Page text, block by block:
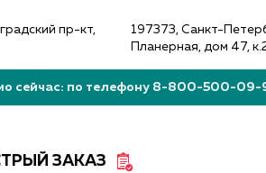
пр-кт,
197373, Санкт-
Планерная, дом 47,
сейчас: по телефону 8-800-500-09-
ЗАКАЗ